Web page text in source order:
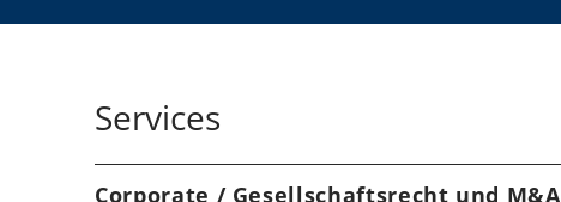
Services
Corporate / Gesellschaftsrecht und M&A